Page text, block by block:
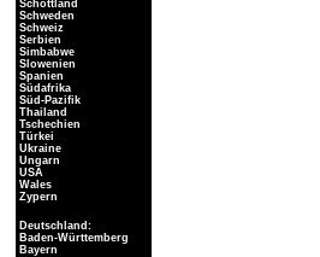
Schottland
Schweden
Schweiz
Serbien
Simbabwe
Slowenien
Spanien
Südafrika
Süd-Pazifik
Thailand
Tschechien
Türkei
Ukraine
Ungarn
USA
Wales
Zypern
Deutschland:
Baden-Württemberg
Bayern